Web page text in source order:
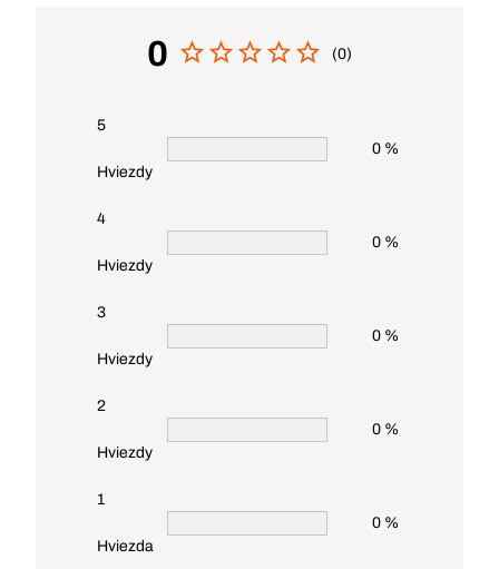
0 (0)
5
Hviezdy
0 %
4
Hviezdy
0 %
3
Hviezdy
0 %
2
Hviezdy
0 %
1
Hviezda
0 %